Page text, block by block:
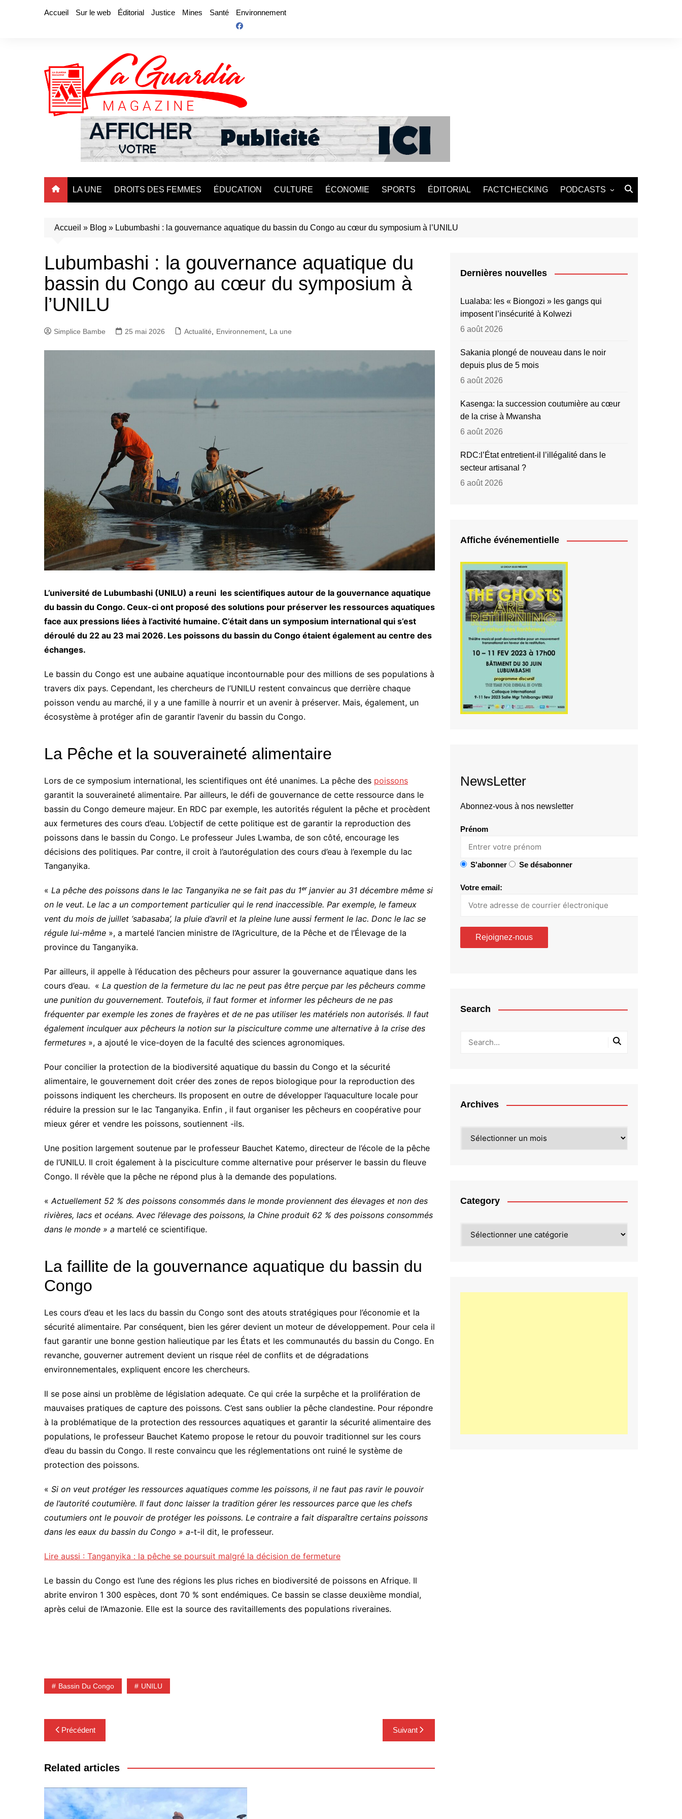
Accueil Sur le web Éditorial Justice Mines Santé Environnement
LA UNE DROITS DES FEMMES ÉDUCATION CULTURE ÉCONOMIE SPORTS ÉDITORIAL FACTCHECKING PODCASTS
Accueil » Blog » Lubumbashi : la gouvernance aquatique du bassin du Congo au cœur du symposium à l’UNILU
Lubumbashi : la gouvernance aquatique du
bassin du Congo au cœur du symposium à
l’UNILU
Simplice Bambe 25 mai 2026 Actualité, Environnement, La une
L’université de Lubumbashi (UNILU) a reuni les scientifiques autour de la gouvernance aquatique
du bassin du Congo. Ceux-ci ont proposé des solutions pour préserver les ressources aquatiques
face aux pressions liées à l’activité humaine. C’était dans un symposium international qui s’est
déroulé du 22 au 23 mai 2026. Les poissons du bassin du Congo étaient également au centre des
échanges.
Le bassin du Congo est une aubaine aquatique incontournable pour des millions de ses populations à
travers dix pays. Cependant, les chercheurs de l’UNILU restent convaincus que derrière chaque
poisson vendu au marché, il y a une famille à nourrir et un avenir à préserver. Mais, également, un
écosystème à protéger afin de garantir l’avenir du bassin du Congo.
La Pêche et la souveraineté alimentaire
Lors de ce symposium international, les scientifiques ont été unanimes. La pêche des poissons
garantit la souveraineté alimentaire. Par ailleurs, le défi de gouvernance de cette ressource dans le
bassin du Congo demeure majeur. En RDC par exemple, les autorités régulent la pêche et procèdent
aux fermetures des cours d’eau. L’objectif de cette politique est de garantir la reproduction des
poissons dans le bassin du Congo. Le professeur Jules Lwamba, de son côté, encourage les
décisions des politiques. Par contre, il croit à l’autorégulation des cours d’eau à l’exemple du lac
Tanganyika.
« La pêche des poissons dans le lac Tanganyika ne se fait pas du 1ᵉʳ janvier au 31 décembre même si
on le veut. Le lac a un comportement particulier qui le rend inaccessible. Par exemple, le fameux
vent du mois de juillet ‘sabasaba’, la pluie d’avril et la pleine lune aussi ferment le lac. Donc le lac se
régule lui-même », a martelé l’ancien ministre de l’Agriculture, de la Pêche et de l’Élevage de la
province du Tanganyika.
Par ailleurs, il appelle à l’éducation des pêcheurs pour assurer la gouvernance aquatique dans les
cours d’eau. « La question de la fermeture du lac ne peut pas être perçue par les pêcheurs comme
une punition du gouvernement. Toutefois, il faut former et informer les pêcheurs de ne pas
fréquenter par exemple les zones de frayères et de ne pas utiliser les matériels non autorisés. Il faut
également inculquer aux pêcheurs la notion sur la pisciculture comme une alternative à la crise des
fermetures », a ajouté le vice-doyen de la faculté des sciences agronomiques.
Pour concilier la protection de la biodiversité aquatique du bassin du Congo et la sécurité
alimentaire, le gouvernement doit créer des zones de repos biologique pour la reproduction des
poissons indiquent les chercheurs. Ils proposent en outre de développer l’aquaculture locale pour
réduire la pression sur le lac Tanganyika. Enfin , il faut organiser les pêcheurs en coopérative pour
mieux gérer et vendre les poissons, soutiennent -ils.
Une position largement soutenue par le professeur Bauchet Katemo, directeur de l’école de la pêche
de l’UNILU. Il croit également à la pisciculture comme alternative pour préserver le bassin du fleuve
Congo. Il révèle que la pêche ne répond plus à la demande des populations.
« Actuellement 52 % des poissons consommés dans le monde proviennent des élevages et non des
rivières, lacs et océans. Avec l’élevage des poissons, la Chine produit 62 % des poissons consommés
dans le monde » a martelé ce scientifique.
La faillite de la gouvernance aquatique du bassin du
Congo
Les cours d’eau et les lacs du bassin du Congo sont des atouts stratégiques pour l’économie et la
sécurité alimentaire. Par conséquent, bien les gérer devient un moteur de développement. Pour cela il
faut garantir une bonne gestion halieutique par les États et les communautés du bassin du Congo. En
revanche, gouverner autrement devient un risque réel de conflits et de dégradations
environnementales, expliquent encore les chercheurs.
Il se pose ainsi un problème de législation adequate. Ce qui crée la surpêche et la prolifération de
mauvaises pratiques de capture des poissons. C’est sans oublier la pêche clandestine. Pour répondre
à la problématique de la protection des ressources aquatiques et garantir la sécurité alimentaire des
populations, le professeur Bauchet Katemo propose le retour du pouvoir traditionnel sur les cours
d’eau du bassin du Congo. Il reste convaincu que les réglementations ont ruiné le système de
protection des poissons.
« Si on veut protéger les ressources aquatiques comme les poissons, il ne faut pas ravir le pouvoir
de l’autorité coutumière. Il faut donc laisser la tradition gérer les ressources parce que les chefs
coutumiers ont le pouvoir de protéger les poissons. Le contraire a fait disparaître certains poissons
dans les eaux du bassin du Congo » a-t-il dit, le professeur.
Lire aussi : Tanganyika : la pêche se poursuit malgré la décision de fermeture
Le bassin du Congo est l’une des régions les plus riches en biodiversité de poissons en Afrique. Il
abrite environ 1 300 espèces, dont 70 % sont endémiques. Ce bassin se classe deuxième mondial,
après celui de l’Amazonie. Elle est la source des ravitaillements des populations riveraines.
Bassin Du Congo UNILU
Navigation
de
l’article
Précédent Suivant
Related articles
Dernières nouvelles
Lualaba: les « Biongozi » les gangs qui
imposent l’insécurité à Kolwezi
6 août 2026
Sakania plongé de nouveau dans le noir
depuis plus de 5 mois
6 août 2026
Kasenga: la succession coutumière au cœur
de la crise à Mwansha
6 août 2026
RDC:l’État entretient-il l’illégalité dans le
secteur artisanal ?
6 août 2026
Affiche événementielle
NewsLetter
Abonnez-vous à nos newsletter
Prénom
S'abonner Se désabonner
Votre email:
Search
Archives
Category